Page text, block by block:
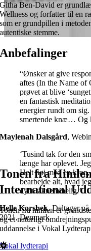
Githa Ben-David er
Wellness og forfatter til en
som er grundpillen i
autentiske stemme.
Anbefalinger
“Ønsker at give
aftes (In the Name of
prøvet at blive
en fantastisk
energier rundt om
smertende knæ… Og
Maylenah Dalsgård,
‘Tusind tak for den
længe har oplevet.
Helt høj med en
bearbejde alt, hvad
dybt taknemmelig.’
Helle Korsbek,Deltager
2021, Denmark
Tonen fra
International
Tonen fra himlen er
og et naturligt
uddannelse i Vokal
Vokal lydterapi